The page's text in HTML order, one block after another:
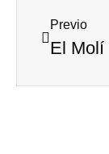
Previo